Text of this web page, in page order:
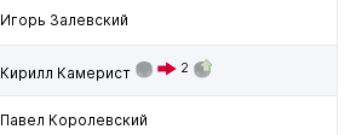
Игорь Залевский
Кирилл Камерист 2
Павел Королевский